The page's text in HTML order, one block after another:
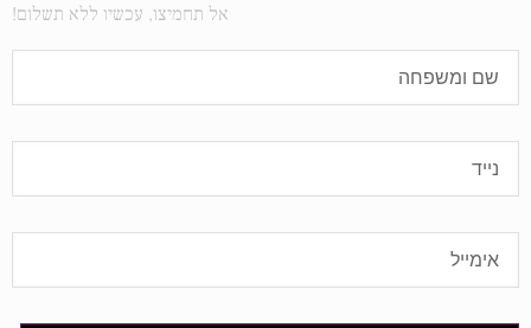
אל תחמיצו, עכשיו ללא תשלום!